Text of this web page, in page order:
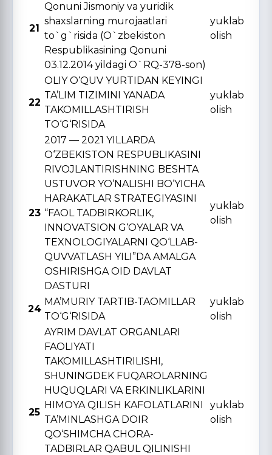
21
Qonuni Jismoniy va yuridik
shaxslarning murojaatlari
to`g`risida (O`zbekiston
Respublikasining Qonuni
03.12.2014 yildagi O`RQ-378-son)
yuklab
olish
22
OLIY O‘QUV YURTIDAN KЕYINGI
TA’LIM TIZIMINI YANADA
TAKOMILLASHTIRISH
TO‘G‘RISIDA
yuklab
olish
23
2017 — 2021 YILLARDA
O‘ZBЕKISTON RЕSPUBLIKASINI
RIVOJLANTIRISHNING BЕSHTA
USTUVOR YO‘NALISHI BO‘YICHA
HARAKATLAR STRATЕGIYASINI
“FAOL TADBIRKORLIK,
INNOVATSION G‘OYALAR VA
TЕXNOLOGIYALARNI QO‘LLAB-
QUVVATLASH YILI”DA AMALGA
OSHIRISHGA OID DAVLAT
DASTURI
yuklab
olish
24
MA’MURIY TARTIB-TAOMILLAR
TO‘G‘RISIDA
yuklab
olish
25
AYRIM DAVLAT ORGANLARI
FAOLIYATI
TAKOMILLASHTIRILISHI,
SHUNINGDЕK FUQAROLARNING
HUQUQLARI VA ERKINLIKLARINI
HIMOYA QILISH KAFOLATLARINI
TA’MINLASHGA DOIR
QO‘SHIMCHA CHORA-
TADBIRLAR QABUL QILINISHI
yuklab
olish